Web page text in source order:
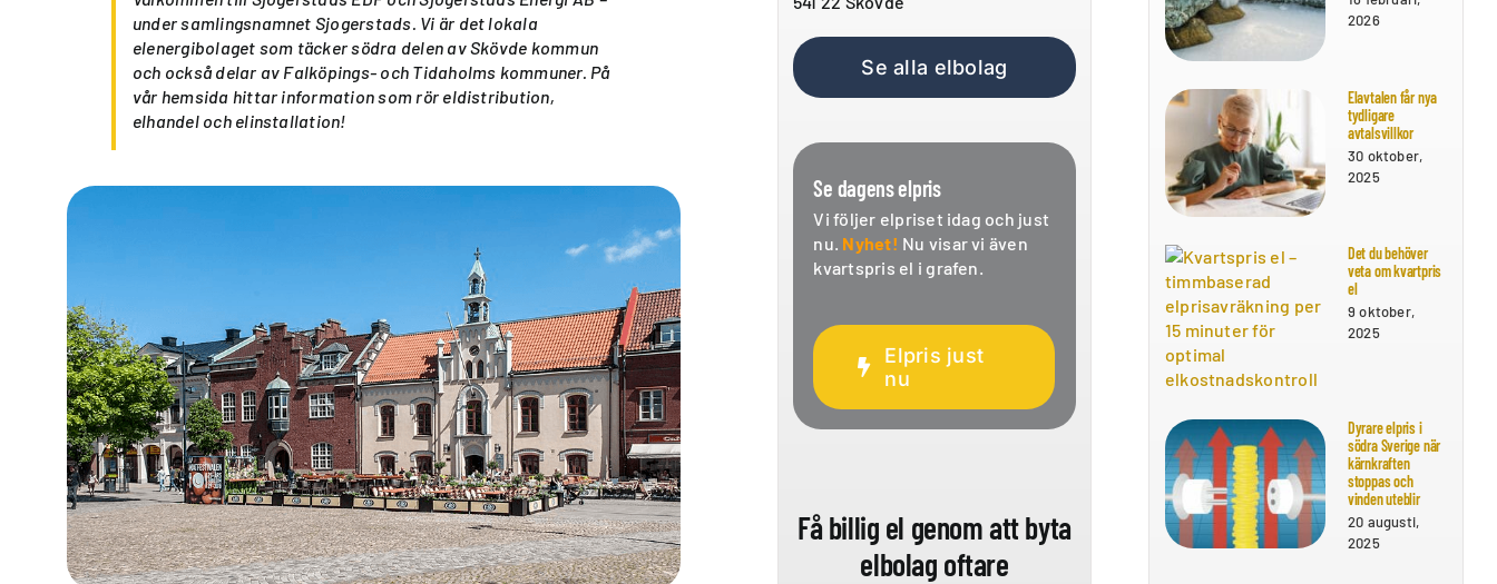
under samlingsnamnet Sjogerstads. Vi är det lokala
elenergibolaget som täcker södra delen av Skövde kommun
och också delar av Falköpings- och Tidaholms kommuner. På
vår hemsida hittar information som rör eldistribution,
elhandel och elinstallation!
Se alla elbolag
Se dagens elpris
Vi följer elpriset idag och just
nu. Nyhet! Nu visar vi även
kvartspris el i grafen.
Elpris just
nu
Få billig el genom att byta
elbolag oftare
2026
Elavtalen får nya
tydligare
avtalsvillkor
30 oktober,
2025
Det du behöver
veta om kvartpris
el
9 oktober,
2025
Dyrare elpris i
södra Sverige när
kärnkraften
stoppas och
vinden uteblir
20 augusti,
2025